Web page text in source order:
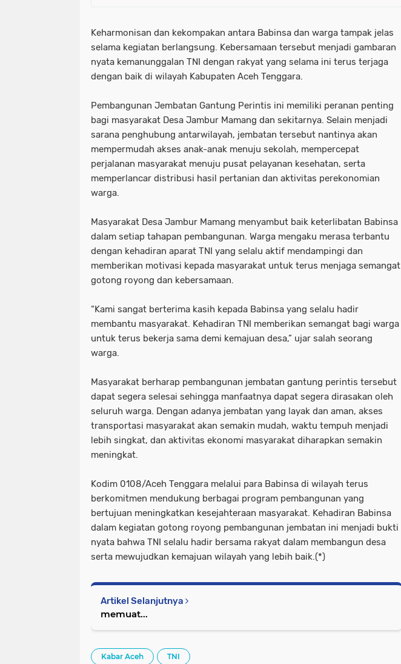
Keharmonisan dan kekompakan antara Babinsa dan warga tampak jelas
selama kegiatan berlangsung. Kebersamaan tersebut menjadi gambaran
nyata kemanunggalan TNI dengan rakyat yang selama ini terus terjaga
dengan baik di wilayah Kabupaten Aceh Tenggara.
Pembangunan Jembatan Gantung Perintis ini memiliki peranan penting
bagi masyarakat Desa Jambur Mamang dan sekitarnya. Selain menjadi
sarana penghubung antarwilayah, jembatan tersebut nantinya akan
mempermudah akses anak-anak menuju sekolah, mempercepat
perjalanan masyarakat menuju pusat pelayanan kesehatan, serta
memperlancar distribusi hasil pertanian dan aktivitas perekonomian
warga.
Masyarakat Desa Jambur Mamang menyambut baik keterlibatan Babinsa
dalam setiap tahapan pembangunan. Warga mengaku merasa terbantu
dengan kehadiran aparat TNI yang selalu aktif mendampingi dan
memberikan motivasi kepada masyarakat untuk terus menjaga semangat
gotong royong dan kebersamaan.
“Kami sangat berterima kasih kepada Babinsa yang selalu hadir
membantu masyarakat. Kehadiran TNI memberikan semangat bagi warga
untuk terus bekerja sama demi kemajuan desa,” ujar salah seorang
warga.
Masyarakat berharap pembangunan jembatan gantung perintis tersebut
dapat segera selesai sehingga manfaatnya dapat segera dirasakan oleh
seluruh warga. Dengan adanya jembatan yang layak dan aman, akses
transportasi masyarakat akan semakin mudah, waktu tempuh menjadi
lebih singkat, dan aktivitas ekonomi masyarakat diharapkan semakin
meningkat.
Kodim 0108/Aceh Tenggara melalui para Babinsa di wilayah terus
berkomitmen mendukung berbagai program pembangunan yang
bertujuan meningkatkan kesejahteraan masyarakat. Kehadiran Babinsa
dalam kegiatan gotong royong pembangunan jembatan ini menjadi bukti
nyata bahwa TNI selalu hadir bersama rakyat dalam membangun desa
serta mewujudkan kemajuan wilayah yang lebih baik.(*)
Artikel Selanjutnya
memuat...
Kabar Aceh TNI